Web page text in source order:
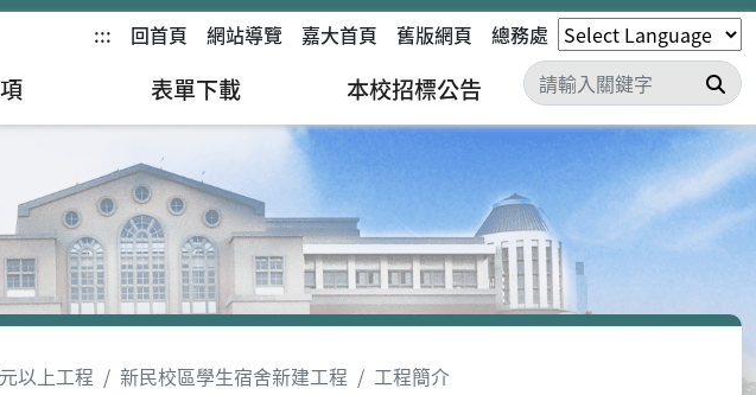
::: 回首頁 網站導覽 嘉大首頁 舊版網頁 總務處
表單下載 本校招標公告 搜
以上工程 新民校區學生宿舍新建工程 工程簡介